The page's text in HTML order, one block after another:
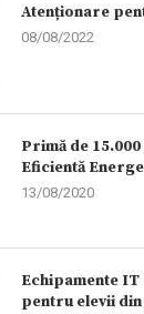
Atenționare
08/08/2022
Primă de
Eficientă
13/08/2020
Echipamente
pentru elevii